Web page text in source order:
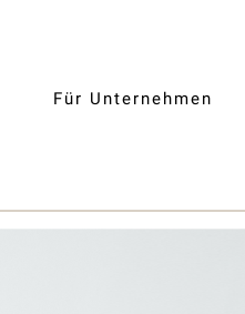
Für Unternehmen